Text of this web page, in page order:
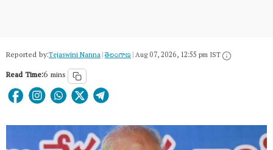
Reported by:Tejaswini Nanna|తెలంగాణ‌|Aug 07, 2026, 12:55 pm IST
Read Time:6 mins